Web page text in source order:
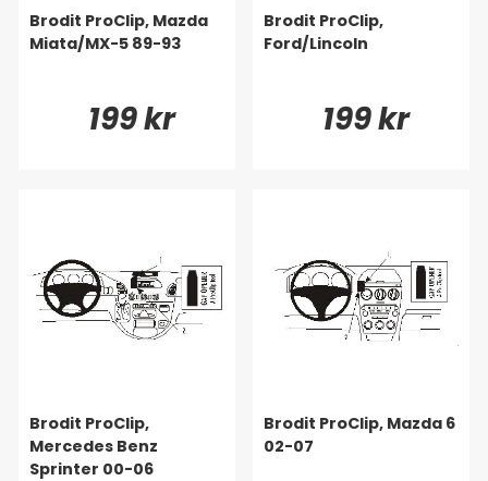
Brodit ProClip, Mazda
Miata/MX-5 89-93
199 kr
Brodit ProClip,
Ford/Lincoln
199 kr
Brodit ProClip,
Mercedes Benz
Sprinter 00-06
Brodit ProClip, Mazda 6
02-07